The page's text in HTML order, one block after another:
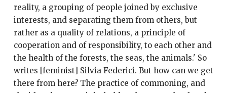
reality, a grouping of people joined by exclusive
interests, and separating them from others, but
rather as a quality of relations, a principle of
cooperation and of responsibility, to each other and
the health of the forests, the seas, the animals.' So
writes [feminist] Silvia Federici. But how can we get
there from here? The practice of commoning, and